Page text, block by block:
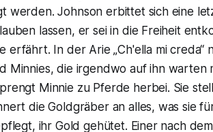
werden. Johnson erbittet sich eine
lassen, er sei in die Freiheit
erfährt. In der Arie „Ch'ella mi creda“
Minnies, die irgendwo auf ihn warten
Minnie zu Pferde herbei. Sie
die Goldgräber an alles, was sie
ihr Gold gehütet. Einer nach